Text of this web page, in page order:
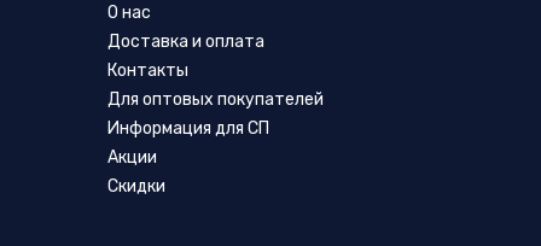
О нас
Доставка и оплата
Контакты
Для оптовых покупателей
Информация для СП
Акции
Скидки